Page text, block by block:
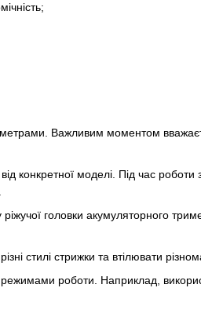
Важливим моментом
конкретної моделі. Під час
головки акумуляторного
стилі стрижки та втілювати
роботи. Наприклад,